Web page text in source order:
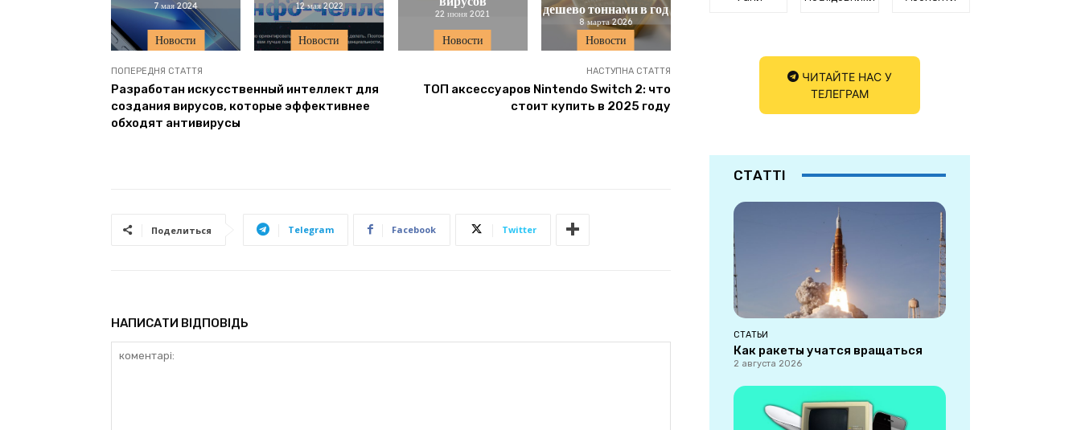
Новости
7 мая 2024
Новости
12 мая 2022
Новости
22 июня 2021
Новости
дешево тоннами в год
8 марта 2026
ПОПЕРЕДНЯ СТАТТЯ
Разработан искусственный интеллект для
создания вирусов, которые эффективнее
обходят антивирусы
НАСТУПНА СТАТТЯ
ТОП аксессуаров Nintendo Switch 2: что
стоит купить в 2025 году
Поделиться Telegram Facebook Twitter
НАПИСАТИ ВІДПОВІДЬ
ЧИТАЙТЕ НАС У
ТЕЛЕГРАМ
СТАТТІ
СТАТЬИ
Как ракеты учатся вращаться
2 августа 2026